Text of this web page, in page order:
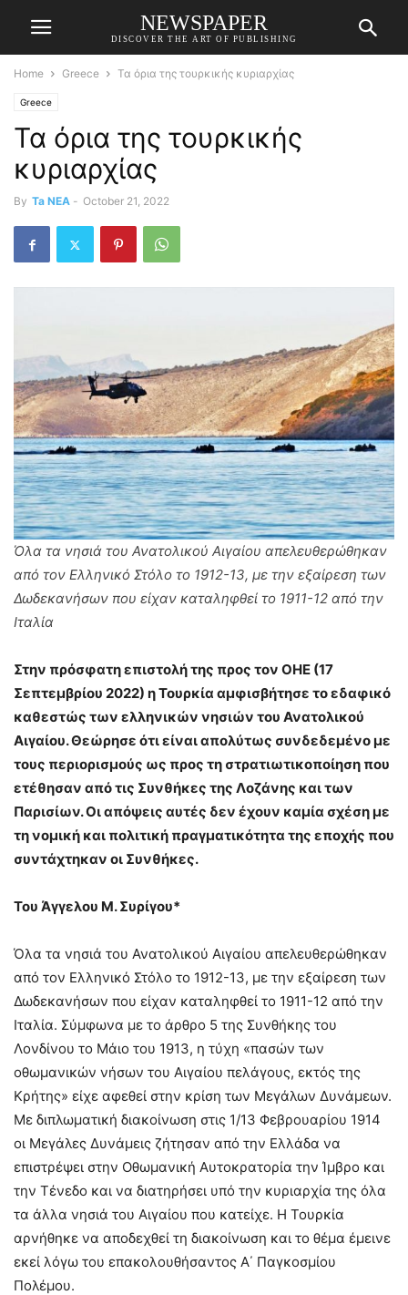
NEWSPAPER
DISCOVER THE ART OF PUBLISHING
Home Greece Τα όρια της τουρκικής κυριαρχίας
Greece
Τα όρια της τουρκικής
κυριαρχίας
By Ta NEA - October 21, 2022
Όλα τα νησιά του Ανατολικού Αιγαίου απελευθερώθηκαν
από τον Ελληνικό Στόλο το 1912-13, με την εξαίρεση των
Δωδεκανήσων που είχαν καταληφθεί το 1911-12 από την
Ιταλία
Στην πρόσφατη επιστολή της προς τον ΟΗΕ (17
Σεπτεμβρίου 2022) η Τουρκία αμφισβήτησε το εδαφικό
καθεστώς των ελληνικών νησιών του Ανατολικού
Αιγαίου. Θεώρησε ότι είναι απολύτως συνδεδεμένο με
τους περιορισμούς ως προς τη στρατιωτικοποίηση που
ετέθησαν από τις Συνθήκες της Λοζάνης και των
Παρισίων. Οι απόψεις αυτές δεν έχουν καμία σχέση με
τη νομική και πολιτική πραγματικότητα της εποχής που
συντάχτηκαν οι Συνθήκες.
Του Άγγελου Μ. Συρίγου*
Όλα τα νησιά του Ανατολικού Αιγαίου απελευθερώθηκαν
από τον Ελληνικό Στόλο το 1912-13, με την εξαίρεση των
Δωδεκανήσων που είχαν καταληφθεί το 1911-12 από την
Ιταλία. Σύμφωνα με το άρθρο 5 της Συνθήκης του
Λονδίνου το Μάιο του 1913, η τύχη «πασών των
οθωμανικών νήσων του Αιγαίου πελάγους, εκτός της
Κρήτης» είχε αφεθεί στην κρίση των Μεγάλων Δυνάμεων.
Με διπλωματική διακοίνωση στις 1/13 Φεβρουαρίου 1914
οι Μεγάλες Δυνάμεις ζήτησαν από την Ελλάδα να
επιστρέψει στην Οθωμανική Αυτοκρατορία την Ίμβρο και
την Τένεδο και να διατηρήσει υπό την κυριαρχία της όλα
τα άλλα νησιά του Αιγαίου που κατείχε. Η Τουρκία
αρνήθηκε να αποδεχθεί τη διακοίνωση και το θέμα έμεινε
εκεί λόγω του επακολουθήσαντος Α΄ Παγκοσμίου
Πολέμου.